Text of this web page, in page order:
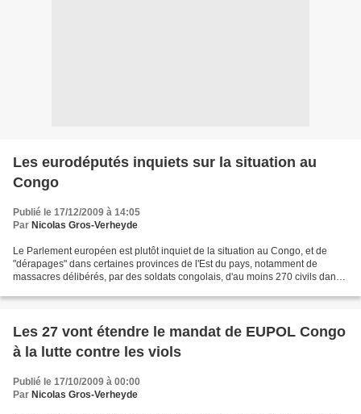
Les eurodéputés inquiets sur la situation au
Congo
Publié le 17/12/2009 à 14:05
Par Nicolas Gros-Verheyde
Le Parlement européen est plutôt inquiet de la situation au Congo, et de
"dérapages" dans certaines provinces de l'Est du pays, notamment de
massacres délibérés, par des soldats congolais, d'au moins 270 civils dans
Les 27 vont étendre le mandat de EUPOL Congo
à la lutte contre les viols
Publié le 17/10/2009 à 00:00
Par Nicolas Gros-Verheyde